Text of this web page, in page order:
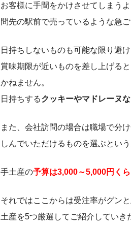
お客様に手間をかけさせてしまう
問先の駅前で売っているような急
日持ちしないものも可能な限り避け
賞味期限が近いものを差し上げる
かねません。
日持ちするクッキーやマドレーヌ
また、会社訪問の場合は職場で分
しんでいただけるものを選ぶとい
手土産の予算は3,000～5,000円く
それではここからは受注率がグン
土産を5つ厳選してご紹介していき